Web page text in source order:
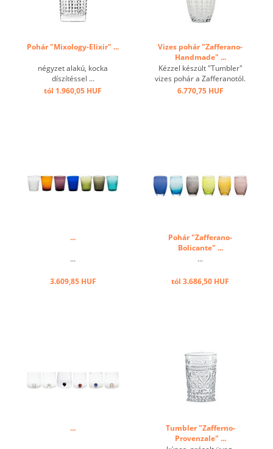
Pohár "Mixology-Elixir" ...
négyzet alakú, kocka
díszítéssel ...
tól 1.960,05 HUF
Vizes pohár "Zafferano-
Handmade" ...
Kézzel készült "Tumbler"
vizes pohár a Zafferanotól.
Egyedi, különleges
6.770,75 HUF
...
...
3.609,85 HUF
Pohár "Zafferano-
Bolicante" ...
...
tól 3.686,50 HUF
...
Tumbler "Zafferno-
Provenzale" ...